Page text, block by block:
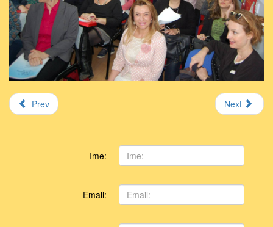
Prev Next
Ime:
Email: